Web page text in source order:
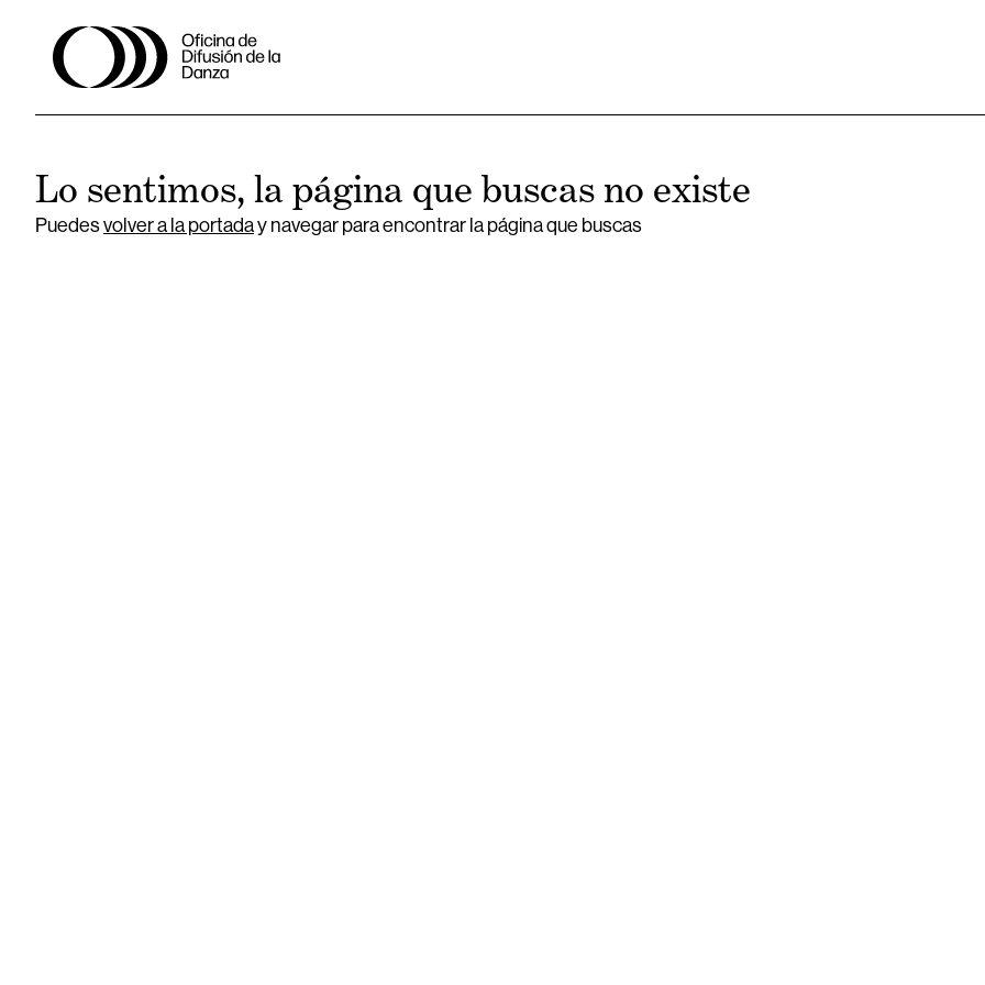
Lo sentimos, la página que buscas no existe
Puedesvolver a la portaday navegar para encontrar la página que buscas